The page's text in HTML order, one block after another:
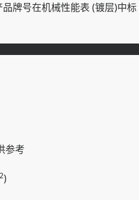
牌号在机械性能表 (镀层)中标
参考
2)